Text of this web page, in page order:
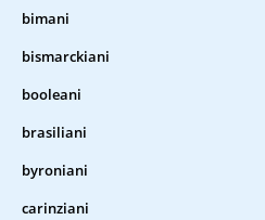
bimani
bismarckiani
booleani
brasiliani
byroniani
carinziani